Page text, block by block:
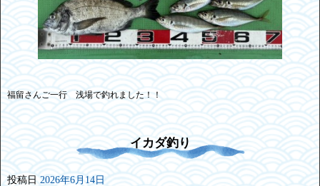
福留さんご一行 浅場で釣れました！！
イカダ釣り
投稿日 2026年6月14日